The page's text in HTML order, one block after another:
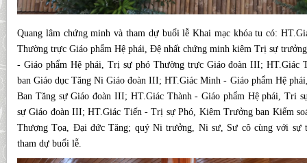
Quang lâm chứng minh và tham dự buổi lễ Khai mạc khóa tu có:
Thường trực Giáo phẩm Hệ phái, Đệ nhất chứng minh kiêm Trị sự
- Giáo phẩm Hệ phái, Trị sự phó Thường trực Giáo đoàn III;
ban Giáo dục Tăng Ni Giáo đoàn III; HT.Giác Minh - Giáo phẩm Hệ
Ban Tăng sự Giáo đoàn III; HT.Giác Thành - Giáo phẩm Hệ phái, Tri
sự Giáo đoàn III; HT.Giác Tiến - Trị sự Phó, Kiêm Trưởng ban Kiểm
Thượng Tọa, Đại đức Tăng; quý Ni trưởng, Ni sư, Sư cô cùng với sự
tham dự buổi lễ.